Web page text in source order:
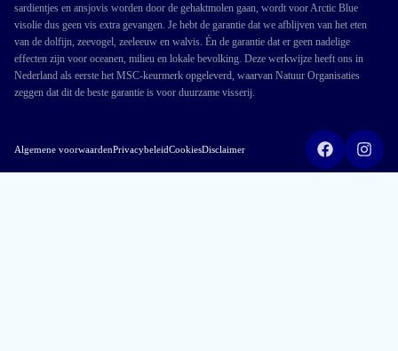
sardientjes en ansjovis worden door de gehaktmolen gaan, wordt voor Arctic Blue
visolie dus geen vis extra gevangen. Je hebt de garantie dat we afblijven van het eten
van de dolfijn, zeevogel, zeeleeuw en walvis. Én de garantie dat er geen nadelige
effecten zijn voor oceanen, milieu en lokale bevolking. Deze werkwijze heeft ons in
Nederland als eerste het MSC-keurmerk opgeleverd, waarvan Natuur Organisaties
zeggen dat dit de beste garantie is voor duurzame visserij.
Algemene voorwaardenPrivacybeleidCookiesDisclaimer